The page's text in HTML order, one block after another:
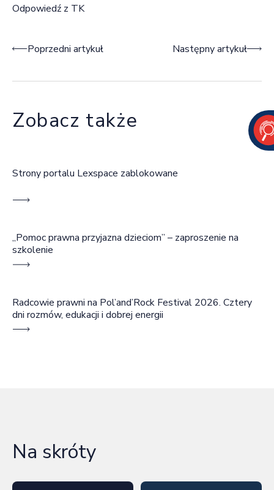
Odpowiedź z TK
Nawigacja wpisu
Poprzedni artykuł Następny artykuł
Zobacz także
Strony portalu Lexspace zablokowane
„Pomoc prawna przyjazna dzieciom” – zaproszenie na
szkolenie
Radcowie prawni na Pol’and’Rock Festival 2026. Cztery
dni rozmów, edukacji i dobrej energii
Na skróty